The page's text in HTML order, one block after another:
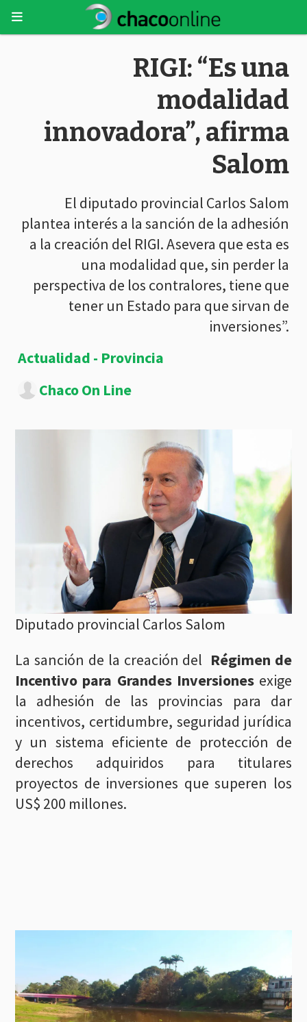
RIGI: “Es una
modalidad
innovadora”, afirma
Salom
El diputado provincial Carlos Salom
plantea interés a la sanción de la adhesión
a la creación del RIGI. Asevera que esta es
una modalidad que, sin perder la
perspectiva de los contralores, tiene que
tener un Estado para que sirvan de
inversiones”.
Actualidad - Provincia
Chaco On Line
Diputado provincial Carlos Salom
La sanción de la creación del Régimen de
Incentivo para Grandes Inversionesexige
la adhesión de las provincias para dar
incentivos, certidumbre, seguridad jurídica
y un sistema eficiente de protección de
derechos adquiridos para titulares
proyectos de inversiones que superen los
US$ 200 millones.